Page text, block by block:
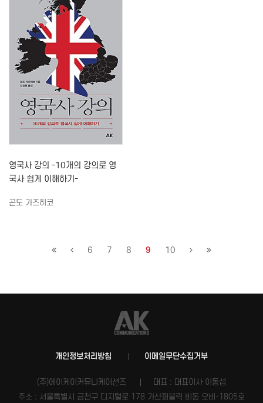
영국사 강의 -10개의 강의로 영
국사 쉽게 이해하기-
곤도 가즈히코
6 7 8 9 10
개인정보처리방침 이메일무단수집거부
(주)에이케이커뮤니케이션즈
대표 : 대표이사 이동섭
주소 : 서울특별시 금천구 디지털로 178 가산퍼블릭 비동 오비-1805호